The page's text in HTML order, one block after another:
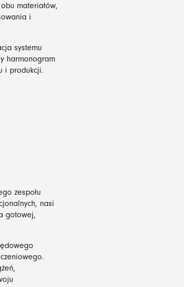
materiałów,
i
systemu
harmonogram
i produkcji.
zespołu
nasi
gotowej,